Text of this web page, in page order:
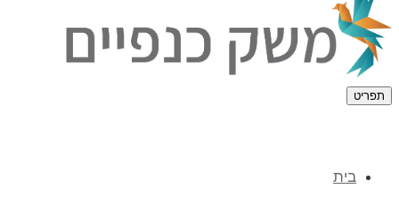
תפריט
בית